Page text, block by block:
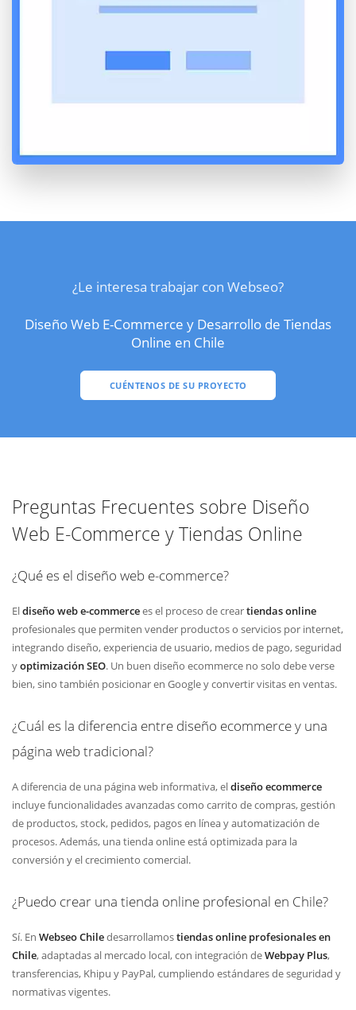
¿Le interesa trabajar con Webseo?
Diseño Web E-Commerce y Desarrollo de Tiendas
Online en Chile
CUÉNTENOS DE SU PROYECTO
Preguntas Frecuentes sobre Diseño
Web E-Commerce y Tiendas Online
¿Qué es el diseño web e-commerce?
Eldiseño web e-commercees el proceso de creartiendas online
profesionales que permiten vender productos o servicios por internet,
integrando diseño, experiencia de usuario, medios de pago, seguridad
yoptimización SEO. Un buen diseño ecommerce no solo debe verse
bien, sino también posicionar en Google y convertir visitas en ventas.
¿Cuál es la diferencia entre diseño ecommerce y una
página web tradicional?
A diferencia de una página web informativa, eldiseño ecommerce
incluye funcionalidades avanzadas como carrito de compras, gestión
de productos, stock, pedidos, pagos en línea y automatización de
procesos. Además, una tienda online está optimizada para la
conversión y el crecimiento comercial.
¿Puedo crear una tienda online profesional en Chile?
Sí. En Webseo Chiledesarrollamostiendas online profesionales en
Chile, adaptadas al mercado local, con integración deWebpay Plus,
transferencias, Khipu y PayPal, cumpliendo estándares de seguridad y
normativas vigentes.